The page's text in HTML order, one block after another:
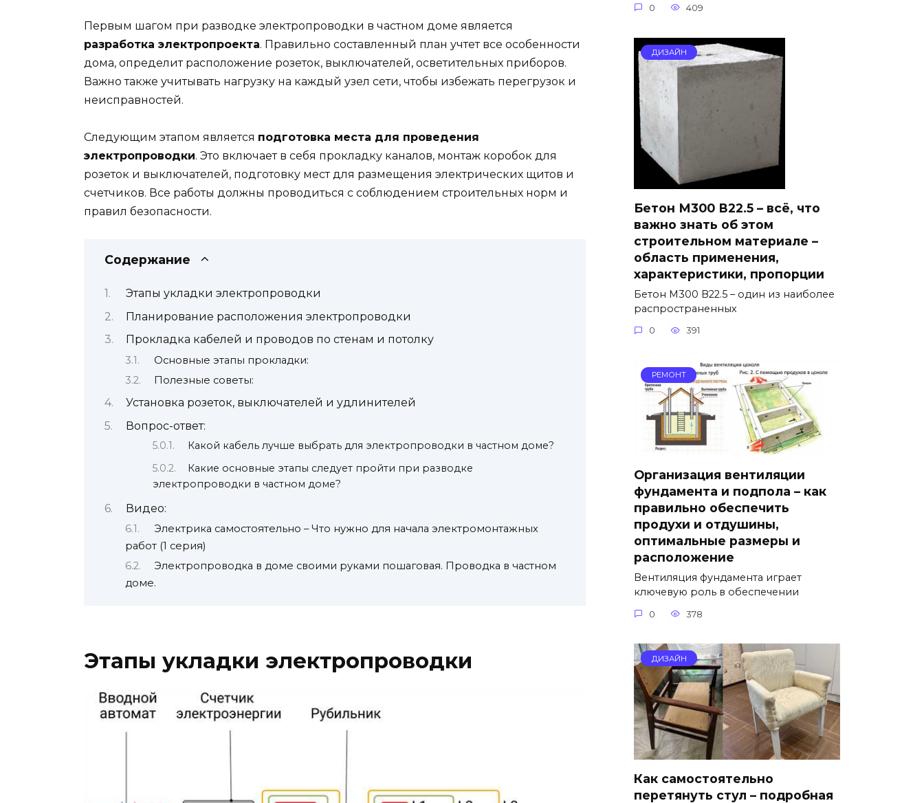
Первым шагом при разводке электропроводки в частном доме является
разработка электропроекта. Правильно составленный план учтет все особенности
дома, определит расположение розеток, выключателей, осветительных приборов.
Важно также учитывать нагрузку на каждый узел сети, чтобы избежать перегрузок и
неисправностей.
Следующим этапом является подготовка места для проведения
электропроводки. Это включает в себя прокладку каналов, монтаж коробок для
розеток и выключателей, подготовку мест для размещения электрических щитов и
счетчиков. Все работы должны проводиться с соблюдением строительных норм и
правил безопасности.
Содержание
Этапы укладки электропроводки
Планирование расположения электропроводки
Прокладка кабелей и проводов по стенам и потолку
Основные этапы прокладки:
Полезные советы:
Установка розеток, выключателей и удлинителей
Вопрос-ответ:
Какой кабель лучше выбрать для электропроводки в частном доме?
Какие основные этапы следует пройти при разводке
электропроводки в частном доме?
Видео:
Электрика самостоятельно – Что нужно для начала электромонтажных
работ (1 серия)
Электропроводка в доме своими руками пошаговая. Проводка в частном
доме.
Этапы укладки электропроводки
0 409
ДИЗАЙН
Бетон М300 В22.5 – всё, что
важно знать об этом
строительном материале –
область применения,
характеристики, пропорции
Бетон М300 В22.5 – один из наиболее
распространенных
0 391
РЕМОНТ
Организация вентиляции
фундамента и подпола – как
правильно обеспечить
продухи и отдушины,
оптимальные размеры и
расположение
Вентиляция фундамента играет
ключевую роль в обеспечении
0 378
ДИЗАЙН
Как самостоятельно
перетянуть стул – подробная